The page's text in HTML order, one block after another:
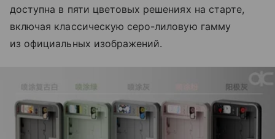
доступна в пяти цветовых решениях на старте,
включая классическую серо-лиловую гамму
из официальных изображений.​